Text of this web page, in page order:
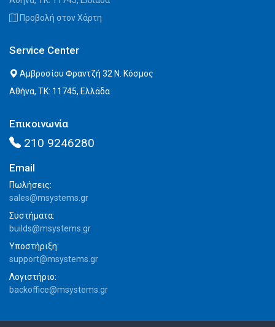
Προβολή στον Χάρτη
Service Center
Αμβροσίου Φραντζή 32 Ν. Κόσμος
Αθήνα, ΤΚ: 11745, Ελλάδα
Επικοινωνία
210 9246280
Email
Πωλήσεις:
sales@msystems.gr
Συστήματα:
builds@msystems.gr
Υποστήριξη:
support@msystems.gr
Λογιστήριο:
backoffice@msystems.gr